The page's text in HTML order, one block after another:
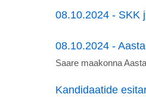
08.10.2024 - SKK
08.10.2024 -
Saare maakonna
Kandidaatide